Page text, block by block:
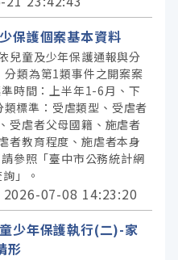
保護個案基本資料
兒童及少年保護通報與分
類為第1類事件之開案案
時間：上半年1-6月、下
標準：受虐類型、受虐者
受虐者父母國籍、施虐者
者教育程度、施虐者本身
參照「臺中市公務統計網
」。
2026-07-08 14:23:20
少年保護執行(二)-家
形